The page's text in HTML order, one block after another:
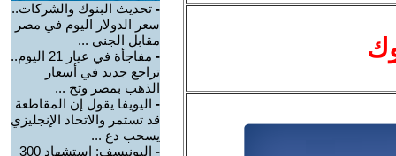
- تحديث البنوك والشركات..
سعر الدولار اليوم في مصر
مقابل الجني ...
-
مفاجأة في عيار 21 اليوم..
تراجع جديد في أسعار
الذهب بمصر وتح ...
- اليويفا يقول إن المقاطعة
قد تستمر والاتحاد الإنجليزي
يسحب دع ...
-
اليونيسف: استشهاد 300